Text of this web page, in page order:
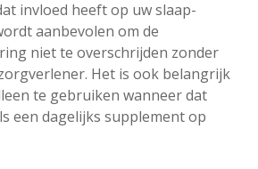
invloed heeft op uw slaap-
aanbevolen om de
niet te overschrijden zonder
Het is ook belangrijk
te gebruiken wanneer dat
een dagelijks supplement op